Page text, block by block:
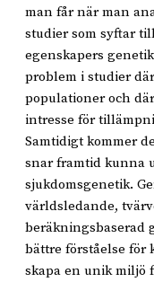
man får när man
studier som syftar
egenskapers
problem i studier
populationer och
intresse för
Samtidigt kommer
snar framtid kunna
sjukdomsgenetik.
världsledande,
beräkningsbaserad
bättre förståelse för
skapa en unik miljö